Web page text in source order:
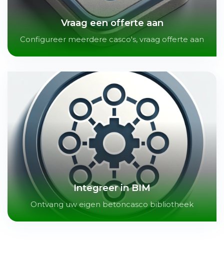
Vraag een offerte aan
Configureer meerdere casco's, vraag offerte aan
Integreer in BIM
Ontvang uw eigen betoncasco bibliotheek